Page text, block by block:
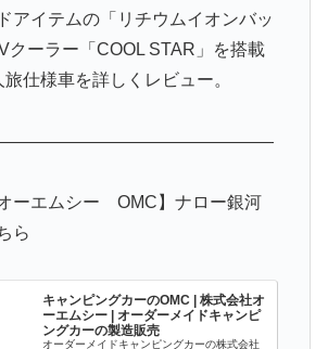
アイテムの「リチウムイオンバッ
クーラー「COOL STAR」を搭載
仕様車を詳しくレビュー。
ーエムシー OMC】ナロー銀河
ら
キャンピングカーのOMC | 株式会社オ
ーエムシー | オーダーメイドキャンピ
ングカーの製造販売
オーダーメイドキャンピングカーの株式会社